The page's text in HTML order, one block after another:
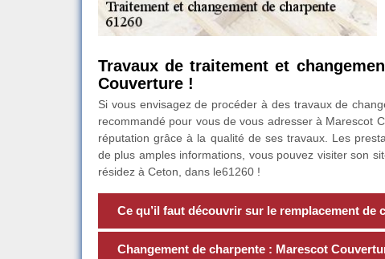
Travaux de traitement et
Couverture !
Si vous envisagez de procéder à des travaux de
recommandé pour vous de vous adresser à Marescot
réputation grâce à la qualité de ses travaux. Les
de plus amples informations, vous pouvez visiter son
résidez à Ceton, dans le61260 !
Ce qu’il faut découvrir sur le remplacement de
Changement de charpente : Marescot